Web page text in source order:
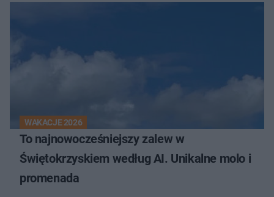
WAKACJE 2026
To najnowocześniejszy zalew w
Świętokrzyskiem według AI. Unikalne molo i
promenada